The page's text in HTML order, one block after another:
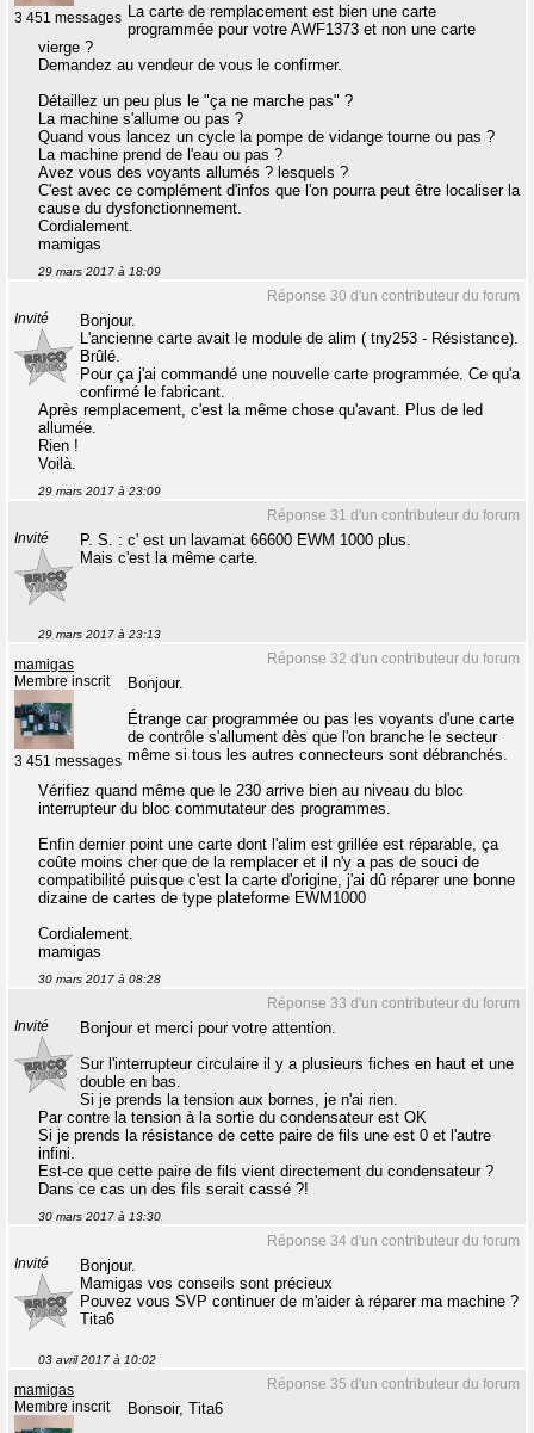
3 451 messages
La carte de remplacement est bien une carte
programmée pour votre AWF1373 et non une carte
vierge ?
Demandez au vendeur de vous le confirmer.
Détaillez un peu plus le "ça ne marche pas" ?
La machine s'allume ou pas ?
Quand vous lancez un cycle la pompe de vidange tourne ou pas ?
La machine prend de l'eau ou pas ?
Avez vous des voyants allumés ? lesquels ?
C'est avec ce complément d'infos que l'on pourra peut être localiser la
cause du dysfonctionnement.
Cordialement.
mamigas
29 mars 2017 à 18:09
Réponse 30 d'un contributeur du forum
Invité
Bonjour.
L'ancienne carte avait le module de alim ( tny253 - Résistance).
Brûlé.
Pour ça j'ai commandé une nouvelle carte programmée. Ce qu'a
confirmé le fabricant.
Après remplacement, c'est la même chose qu'avant. Plus de led
allumée.
Rien !
Voilà.
29 mars 2017 à 23:09
Réponse 31 d'un contributeur du forum
Invité
P. S. : c' est un lavamat 66600 EWM 1000 plus.
Mais c'est la même carte.
29 mars 2017 à 23:13
Réponse 32 d'un contributeur du forum
mamigas
Membre inscrit
3 451 messages
Bonjour.
Étrange car programmée ou pas les voyants d'une carte
de contrôle s'allument dès que l'on branche le secteur
même si tous les autres connecteurs sont débranchés.
Vérifiez quand même que le 230 arrive bien au niveau du bloc
interrupteur du bloc commutateur des programmes.
Enfin dernier point une carte dont l'alim est grillée est réparable, ça
coûte moins cher que de la remplacer et il n'y a pas de souci de
compatibilité puisque c'est la carte d'origine, j'ai dû réparer une bonne
dizaine de cartes de type plateforme EWM1000
Cordialement.
mamigas
30 mars 2017 à 08:28
Réponse 33 d'un contributeur du forum
Invité
Bonjour et merci pour votre attention.
Sur l'interrupteur circulaire il y a plusieurs fiches en haut et une
double en bas.
Si je prends la tension aux bornes, je n'ai rien.
Par contre la tension à la sortie du condensateur est OK
Si je prends la résistance de cette paire de fils une est 0 et l'autre
infini.
Est-ce que cette paire de fils vient directement du condensateur ?
Dans ce cas un des fils serait cassé ?!
30 mars 2017 à 13:30
Réponse 34 d'un contributeur du forum
Invité
Bonjour.
Mamigas vos conseils sont précieux
Pouvez vous SVP continuer de m'aider à réparer ma machine ?
Tita6
03 avril 2017 à 10:02
Réponse 35 d'un contributeur du forum
mamigas
Membre inscrit
Bonsoir, Tita6